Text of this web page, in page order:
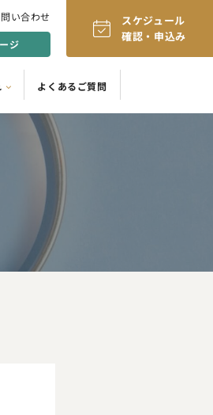
い合わせ
ジ
スケジュール
確認・申込み
よくあるご質問